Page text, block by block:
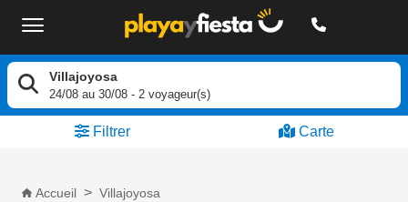
Villajoyosa
24/08 au30/08 -2 voyageur(s)
Filtrer Carte
Accueil Villajoyosa